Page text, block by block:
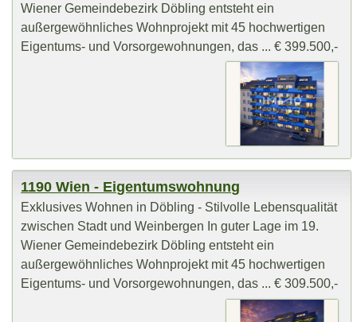
Wiener Gemeindebezirk Döbling entsteht ein
außergewöhnliches Wohnprojekt mit 45 hochwertigen
Eigentums- und Vorsorgewohnungen, das ... € 399.500,-
1190 Wien - Eigentumswohnung
Exklusives Wohnen in Döbling - Stilvolle Lebensqualität
zwischen Stadt und Weinbergen In guter Lage im 19.
Wiener Gemeindebezirk Döbling entsteht ein
außergewöhnliches Wohnprojekt mit 45 hochwertigen
Eigentums- und Vorsorgewohnungen, das ... € 309.500,-